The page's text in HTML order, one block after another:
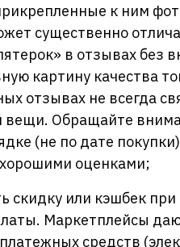
к ним
существенно
в отзывах без
картину качества
отзывах не всегда
вещи. Обращайте
(не по дате
оценками;
скидку или кэшбек при
Маркетплейсы
средств